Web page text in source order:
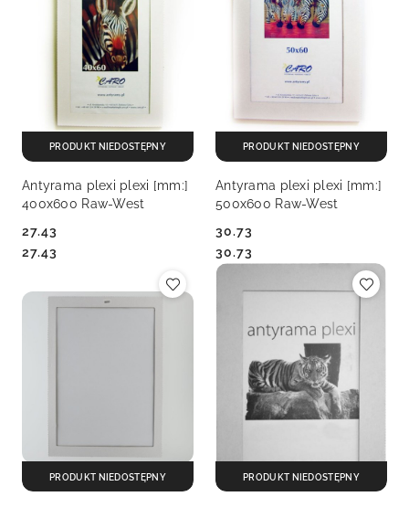
Antyrama plexi plexi [mm:]
400x600 Raw-West
Cena:
27.43
Cena:
27.43
PRODUKT NIEDOSTĘPNY
Antyrama plexi plexi [mm:]
500x600 Raw-West
Cena:
30.73
Cena:
30.73
PRODUKT NIEDOSTĘPNY
PRODUKT NIEDOSTĘPNY PRODUKT NIEDOSTĘPNY